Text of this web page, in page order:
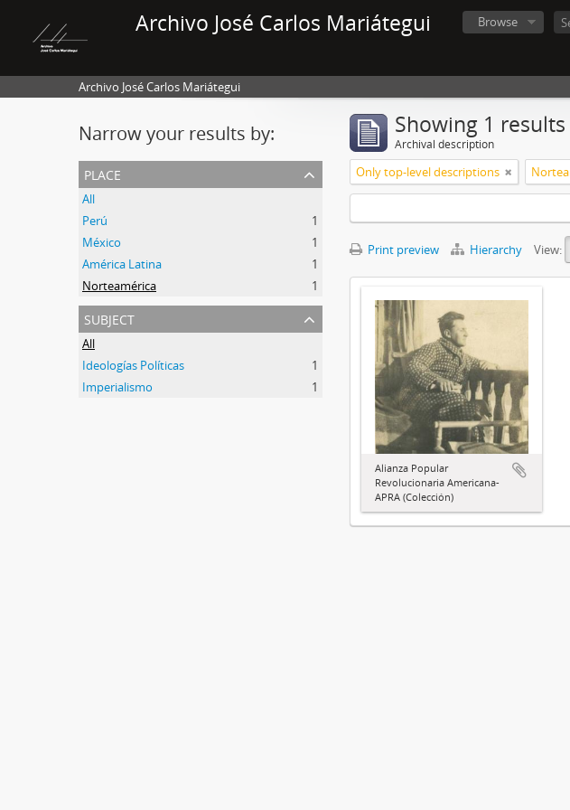
Archivo José Carlos Mariátegui Browse
Archivo José Carlos Mariátegui
Narrow your results by:
place
All
Perú
1
México
1
América Latina
1
Norteamérica
1
subject
All
Ideologías Políticas
1
Imperialismo
1
Showing 1 results
Archival description
Only top-level descriptions
Print preview Hierarchy View:
Alianza Popular
Revolucionaria Americana-
APRA (Colección)